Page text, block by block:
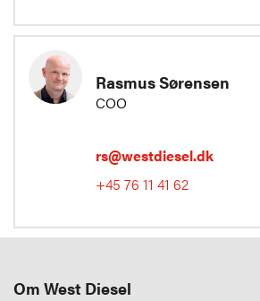
Rasmus Sørensen
COO
rs@westdiesel.dk
+45 76 11 41 62
Om West Diesel